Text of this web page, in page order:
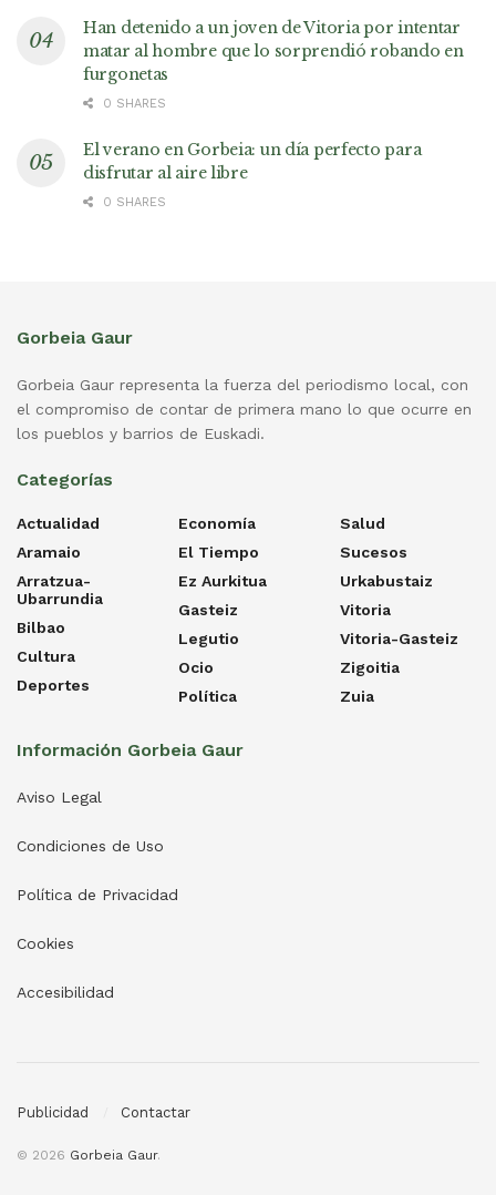
Han detenido a un joven de Vitoria por intentar
matar al hombre que lo sorprendió robando en
furgonetas
0 SHARES
El verano en Gorbeia: un día perfecto para
disfrutar al aire libre
0 SHARES
Gorbeia Gaur
Gorbeia Gaur representa la fuerza del periodismo local, con
el compromiso de contar de primera mano lo que ocurre en
los pueblos y barrios de Euskadi.
Categorías
Actualidad
Aramaio
Arratzua-
Ubarrundia
Bilbao
Cultura
Deportes
Economía
El Tiempo
Ez Aurkitua
Gasteiz
Legutio
Ocio
Política
Salud
Sucesos
Urkabustaiz
Vitoria
Vitoria-Gasteiz
Zigoitia
Zuia
Información Gorbeia Gaur
Aviso Legal
Condiciones de Uso
Política de Privacidad
Cookies
Accesibilidad
Publicidad Contactar
© 2026 Gorbeia Gaur.